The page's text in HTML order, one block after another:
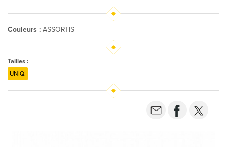
Couleurs : ASSORTIS
Tailles :
UNIQ.